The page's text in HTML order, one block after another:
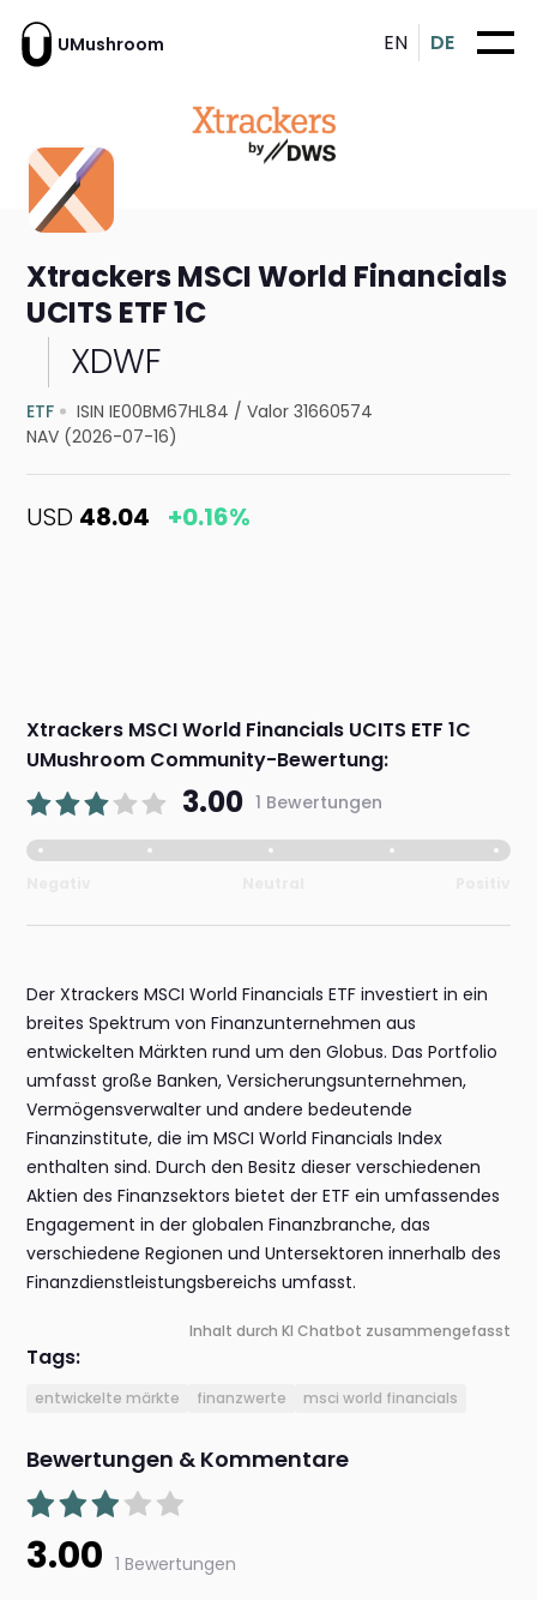
UMushroom EN DE
Xtrackers MSCI World Financials
UCITS ETF 1C
XDWF
ETF ISIN IE00BM67HL84 /Valor 31660574
NAV (2026-07-16)
USD 48.04 +0.16%
Xtrackers MSCI World Financials UCITS ETF 1C
UMushroom Community-Bewertung:
3.00 1 Bewertungen
Der Xtrackers MSCI World Financials ETF investiert in ein
breites Spektrum von Finanzunternehmen aus
entwickelten Märkten rund um den Globus. Das Portfolio
umfasst große Banken, Versicherungsunternehmen,
Vermögensverwalter und andere bedeutende
Finanzinstitute, die im MSCI World Financials Index
enthalten sind. Durch den Besitz dieser verschiedenen
Aktien des Finanzsektors bietet der ETF ein umfassendes
Engagement in der globalen Finanzbranche, das
verschiedene Regionen und Untersektoren innerhalb des
Finanzdienstleistungsbereichs umfasst.
Inhalt durch KI Chatbot zusammengefasst
Tags:
entwickelte märkte finanzwerte msci world financials
Bewertungen & Kommentare
3.00 1 Bewertungen